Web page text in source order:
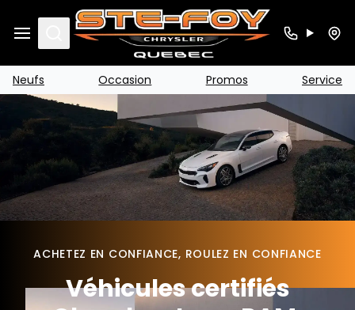
Search
Neufs Occasion Promos Service
ACHETEZ EN CONFIANCE, ROULEZ EN CONFIANCE
Véhicules certifiés